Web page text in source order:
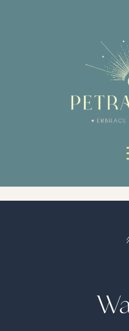
Skip
der Website